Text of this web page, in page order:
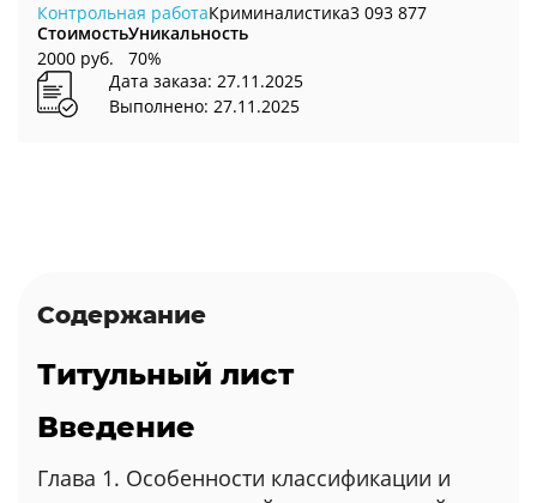
Контрольная работаКриминалистика3 093 877
Стоимость
2000 руб.
Уникальность
70%
Дата заказа: 27.11.2025
Выполнено: 27.11.2025
Содержание
Титульный лист
Введение
Глава 1. Особенности классификации и